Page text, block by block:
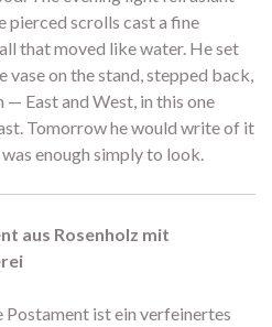
pierced scrolls cast a fine
that moved like water. He set
on the stand, stepped back,
East and West, in this one
Tomorrow he would write of it
enough simply to look.
aus Rosenholz mit
Postament ist ein verfeinertes